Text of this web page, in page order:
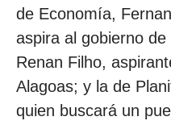
de Economía,
aspira al gobierno
Renan Filho,
Alagoas; y la de
quien buscará un